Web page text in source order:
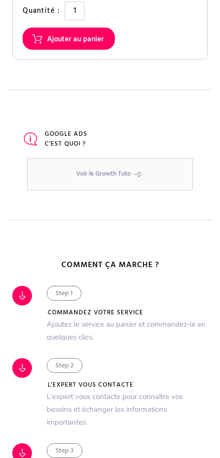
Quantité :
GOOGLE ADS
C'EST QUOI ?
Voir le Growth Tuto
COMMENT ÇA MARCHE ?
Step 1
COMMANDEZ VOTRE SERVICE
Ajoutez le service au panier et commandez-le en
quelques clics.
Step 2
L'EXPERT VOUS CONTACTE
L'expert vous contacte pour connaître vos
besoins et échanger les informations
importantes.
Step 3